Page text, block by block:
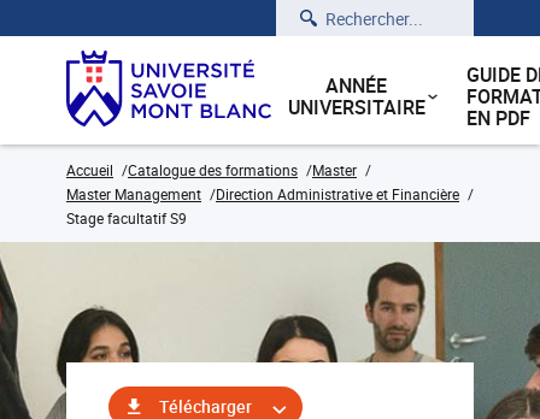
Rechercher
ANNÉE
UNIVERSITAIRE
GUIDE
EN PDF
Accueil Catalogue des formations
Master
Master Management
Direction Administrative et Financière
Stage facultatif S9
Télécharger